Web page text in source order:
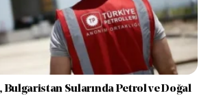
Sularında Petrol ve Doğal